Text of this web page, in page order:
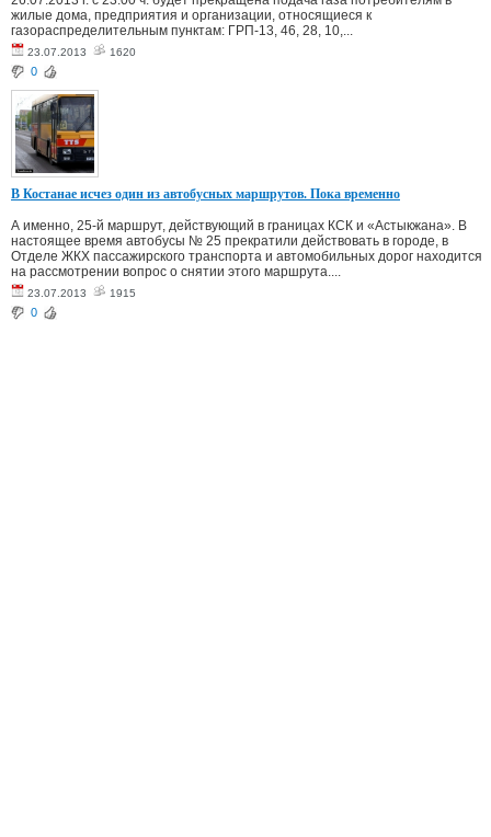
жилые дома, предприятия и организации, относящиеся к
газораспределительным пунктам: ГРП-13, 46, 28, 10,...
23.07.2013 1620
0
В Костанае исчез один из автобусных маршрутов. Пока временно
А именно, 25-й маршрут, действующий в границах КСК и «Астыкжана». В
настоящее время автобусы № 25 прекратили действовать в городе, в
Отделе ЖКХ пассажирского транспорта и автомобильных дорог находится
на рассмотрении вопрос о снятии этого маршрута....
23.07.2013 1915
0